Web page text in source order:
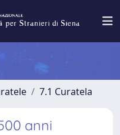
7.1 Curatela
anni